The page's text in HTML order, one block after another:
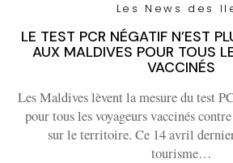
Les News des
LE TEST PCR NÉGATIF N’EST
AUX MALDIVES POUR TOUS
VACCINÉS
Les Maldives lèvent la mesure du test
pour tous les voyageurs vaccinés
sur le territoire. Ce 14 avril
tourisme…